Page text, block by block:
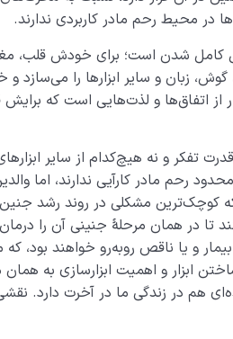
در محیط رحم مادر کاربردی ندارند.
کامل شدن است؛ برای خودش قلب،
زبان و سایر ابزارها را می‌سازد و
از اتفاق‌ها و لذت‌­هایی ­است که برایش
تفکر و نه هیچ­‌کدام از سایر
مادر کارآیی ندارند، اما
که کوچک‌ترین مشکلی در روند رشد
تا در همان مرحلۀ جنینی آن را درمان
و یا ناقص روبه‌­رو خواهند بود،
ابزار و اهمیت ابزارسازی به همان
هم در زندگی ما در آخرت دارد.